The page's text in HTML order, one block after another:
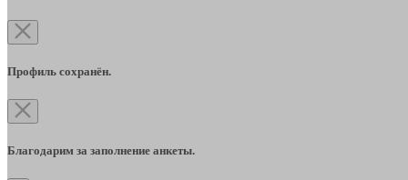
Профиль сохранён.
Благодарим за заполнение анкеты.